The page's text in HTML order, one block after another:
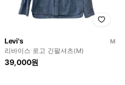
Levi's
M
리바이스 로고 긴팔셔츠(M)
39,000원